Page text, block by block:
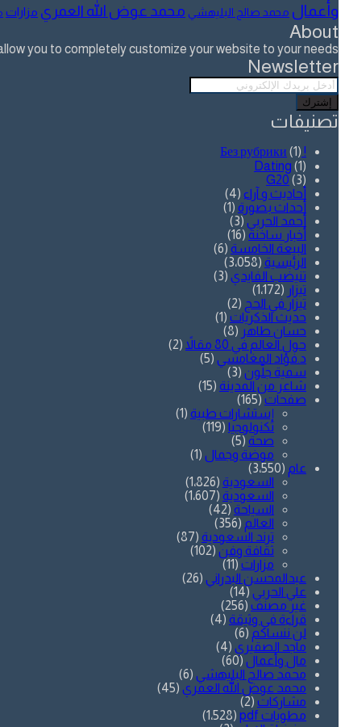
وأعمال محمد صالح البليهشي محمد عوض الله العمري مزارات
About
you to completely customize your website to your needs.
Newsletter
أدخل
بريدك
الإلكتروني
تصنيفات
! Без рубрики
(1)
Dating (1)
G20 (3)
أحاديث و آراء (4)
أحداث بصورة (1)
أحمد الحربي (3)
أخبار ساخنة (16)
البيعة الخامسة (6)
الرئيسية (3٬058)
تنيضب الفايدي (3)
تيزار (1٬172)
تيزار في الحج (2)
حديث الذكريات (1)
حسان طاهر (8)
حول العالم في 80 مقالاً
(2)
د.فؤاد المغامسي (5)
سمية جلّون (3)
شاعر من المدينة (15)
صفحات (165)
إستشارات طبية (1)
تكنولوجيا (119)
صحة (5)
موضة وجمال (1)
عام (3٬550)
السعودية (1٬826)
السعودية (1٬607)
السياحة (42)
العالم (356)
ترند السعودية (87)
ثقافة وفن (102)
مزارات (11)
عبدالمحسن البدراني (26)
علي الحربي (14)
غير مصنف (256)
قراءة في وثيقة (4)
لن ننساكم (6)
ماجد الصقيري (4)
مال وأعمال (60)
محمد صالح البليهشي (6)
محمد عوض الله العمري (45)
مشاركات (2)
مطويات pdf
(1٬528)